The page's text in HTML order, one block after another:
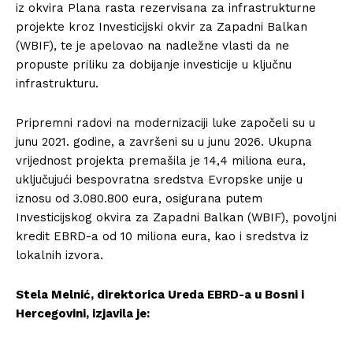
iz okvira Plana rasta rezervisana za infrastrukturne
projekte kroz Investicijski okvir za Zapadni Balkan
(WBIF), te je apelovao na nadležne vlasti da ne
propuste priliku za dobijanje investicije u ključnu
infrastrukturu.
Pripremni radovi na modernizaciji luke započeli su u
junu 2021. godine, a završeni su u junu 2026. Ukupna
vrijednost projekta premašila je 14,4 miliona eura,
uključujući bespovratna sredstva Evropske unije u
iznosu od 3.080.800 eura, osigurana putem
Investicijskog okvira za Zapadni Balkan (WBIF), povoljni
kredit EBRD-a od 10 miliona eura, kao i sredstva iz
lokalnih izvora.
Stela Melnić, direktorica Ureda EBRD-a u Bosni i
Hercegovini, izjavila je: